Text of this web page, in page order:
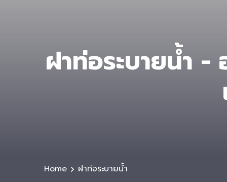
ฝาท่อระบายน้ำ -
Home ฝาท่อระบายน้ำ